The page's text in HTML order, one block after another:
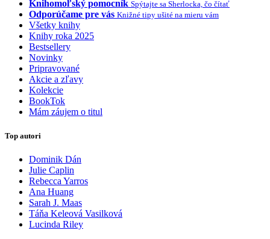
Knihomoľský pomocník Spýtajte sa Sherlocka, čo čítať
Odporúčame pre vás Knižné tipy ušité na mieru vám
Všetky knihy
Knihy roka 2025
Bestsellery
Novinky
Pripravované
Akcie a zľavy
Kolekcie
BookTok
Mám záujem o titul
Top autori
Dominik Dán
Julie Caplin
Rebecca Yarros
Ana Huang
Sarah J. Maas
Táňa Keleová Vasilková
Lucinda Riley